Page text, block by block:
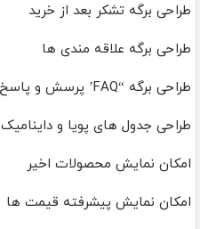
طراحی برگه تشکر بعد از خرید
طراحی برگه علاقه مندی ها
طراحی برگه “FAQ’ پرسش و پاسخ
طراحی جدول های پویا و داینامیک
امکان نمایش محصولات اخیر
امکان نمایش پیشرفته قیمت ها